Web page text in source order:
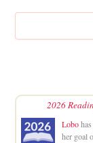
2026
Lobo
her goal